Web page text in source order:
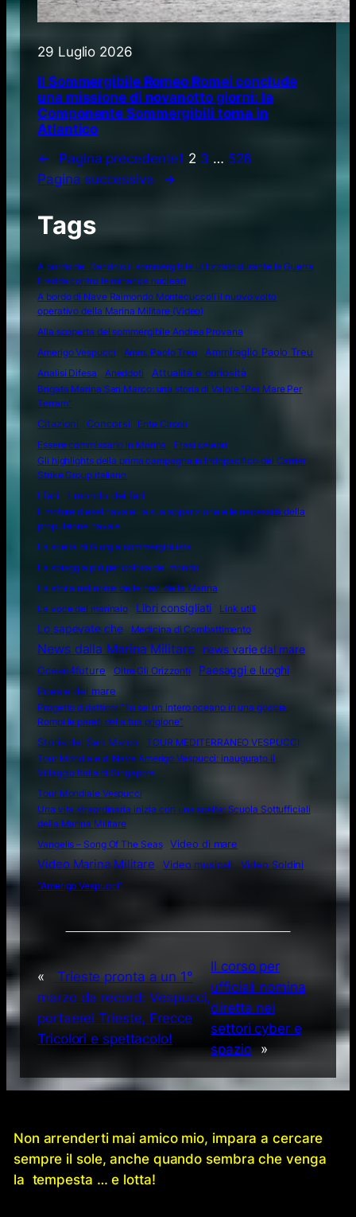
29 Luglio 2026
Il Sommergibile Romeo Romei conclude
una missione di novanotto giorni: la
Componente Sommergibili torna in
Atlantico
←
Pagina precedente1 2 3 … 526
Pagina successiva
→
Tags
A bordo del Dandolo il sommergibile utilizzato durante la Guerra
Fredda contro le minacce nucleari
A bordo di Nave Raimondo Montecuccoli il nuovo volto
operativo della Marina Militare (Video)
Alla scoperta del sommergibile Andrea Provana
Amerigo Vespucci
Amm. Paolo Treu
Ammiraglio Paolo Treu
Analisi Difesa
Aneddoti Attualità e curiosità
Brigata Marina San Marco: una storia di Valore "Per Mare Per
Terram"
Citazioni
Concorsi
Ente Circoli
Essere commissario in Marina
Frasi celebri
Gli highlights della prima campagna in Indopacifico del Carrier
Strike Group italiano
I fari
Il mondo dei fari
Il motore diesel navale: la sua apparizione e le necessità della
propulsione navale
La scelta di Giorgia sommergibilista
La spiaggia più pericolosa del mondo
La storia nel nome delle navi della Marina
La voce del marinaio
Libri consigliati Link utili
Lo sapevate che Medicina di Combattimento
News dalla Marina Militare
news varie dal mare
Ocean4future
Oltre Gli Orizzonti
Paesaggi e luoghi
Poesie del mare
Progetto didattico: “Tu sei un intero oceano in una goccia.
Rompi le pareti della tua prigione”
Storia del San Marco
TOUR MEDITERRANEO VESPUCCI
Tour Mondiale di Nave Amerigo Vespucci: inaugurato il
Villaggio Italia di Singapore
Tour Mondiale Vespucci
Una vita straordinaria inizia con una scelta: Scuola Sottufficiali
della Marina Militare
Vangelis – Song Of The Seas
Video di mare
Video Marina Militare Video musicali
Video Soldini
“Amerigo Vespucci”
«
Trieste pronta a un 1°
marzo da record: Vespucci,
portaerei Trieste, Frecce
Tricolori e spettacolo!
Il corso per
ufficiali nomina
diretta nei
settori cyber e
spazio
»
Non arrenderti mai amico mio, impara a cercare
sempre il sole, anche quando sembra che venga
la tempesta … e lotta!